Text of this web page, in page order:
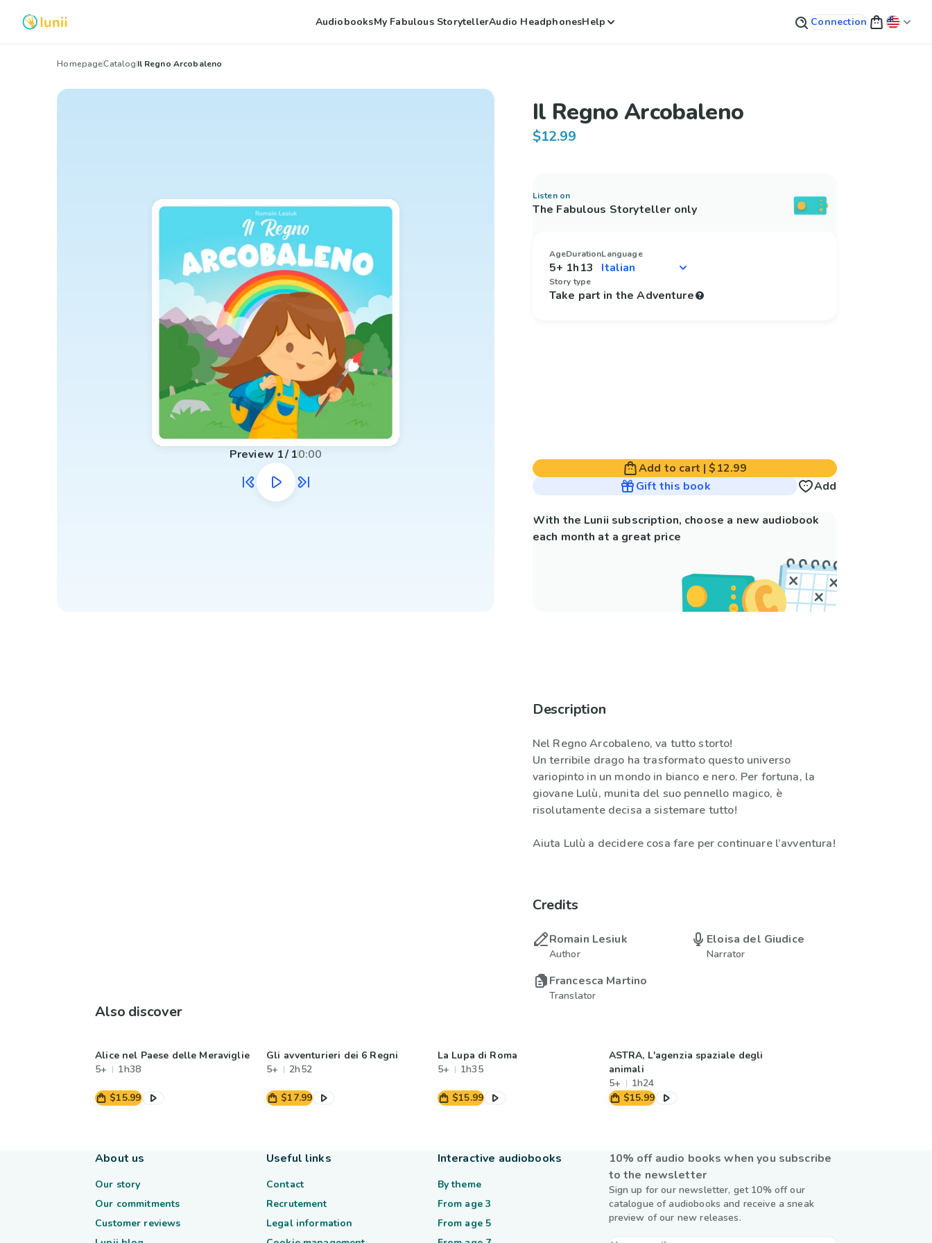
AudiobooksMy Fabulous StorytellerAudio HeadphonesHelp Connection
HomepageCatalogIl Regno Arcobaleno
Preview 1/ 10:00
Il Regno Arcobaleno
$12.99
Listen on
The Fabulous Storyteller only
Age
5+
Duration
1h13
Language
Story type
Take part in the Adventure
Add to cart |$12.99
Gift this book
Add
With the Lunii subscription, choose a new audiobook
each month at a great price
Description
Nel Regno Arcobaleno, va tutto storto!
Un terribile drago ha trasformato questo universo
variopinto in un mondo in bianco e nero. Per fortuna, la
giovane Lulù, munita del suo pennello magico, è
risolutamente decisa a sistemare tutto!
Aiuta Lulù a decidere cosa fare per continuare l’avventura!
Credits
Romain Lesiuk
Author
Eloisa del Giudice
Narrator
Francesca Martino
Translator
Also discover
Alice nel Paese delle Meraviglie
5+
1h38
$15.99
Gli avventurieri dei 6 Regni
5+
2h52
$17.99
La Lupa di Roma
5+
1h35
$15.99
ASTRA, L'agenzia spaziale degli
animali
5+
1h24
$15.99
10% off audio books when you subscribe
to the newsletter
Sign up for our newsletter, get 10% off our
catalogue of audiobooks and receive a sneak
preview of our new releases.
About us
Our story
Our commitments
Customer reviews
Useful links
Contact
Recrutement
Legal information
Interactive audiobooks
By theme
From age 3
From age 5